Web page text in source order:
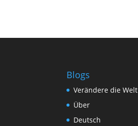
Blogs
Verändere die Welt
Über
Deutsch